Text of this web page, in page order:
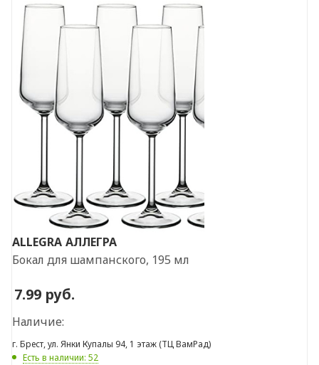
ALLEGRA АЛЛЕГРА
Бокал для шампанского, 195 мл
7.99 руб.
Наличие:
г. Брест, ул. Янки Купалы 94, 1 этаж (ТЦ ВамРад)
Есть в наличии: 52